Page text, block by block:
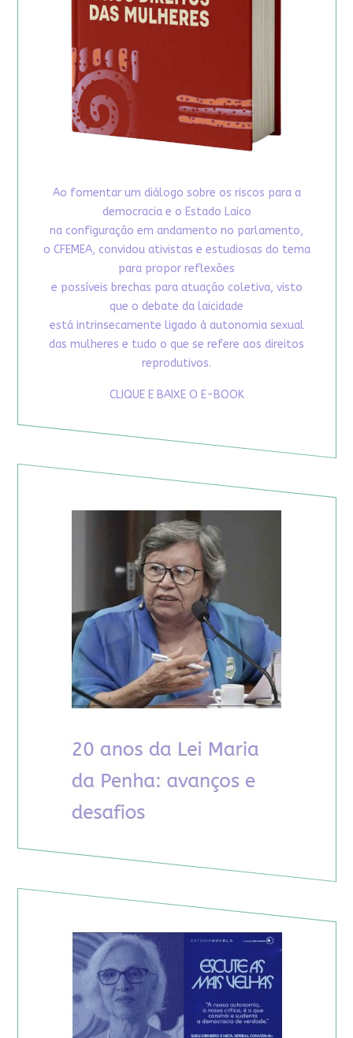
Ao fomentar um diálogo sobre os riscos para a
democracia e o Estado Laico
na configuração em andamento no parlamento,
o CFEMEA, convidou ativistas e estudiosas do tema
para propor reflexões
e possíveis brechas para atuação coletiva, visto
que o debate da laicidade
está intrinsecamente ligado à autonomia sexual
das mulheres e tudo o que se refere aos direitos
reprodutivos.
CLIQUE E BAIXE O E-BOOK